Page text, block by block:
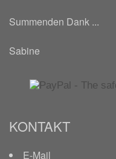
Summenden Dank ...
Sabine
KONTAKT
E-Mail